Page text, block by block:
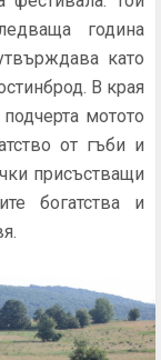
година
като
В края
мотото
от гъби и
присъстващи
богатства и